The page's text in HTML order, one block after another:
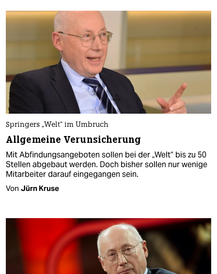
Springers „Welt“ im Umbruch
Allgemeine Verunsicherung
Mit Abfindungsangeboten sollen bei der „Welt“ bis zu 50
Stellen abgebaut werden. Doch bisher sollen nur wenige
Mitarbeiter darauf eingegangen sein.
Von Jürn Kruse